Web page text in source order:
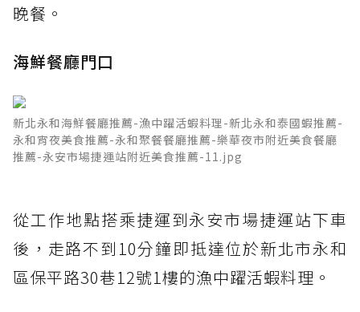
晚餐。
海鮮餐廳門口
新北永和海鮮餐廳推薦-漁中躍活蝦料理-新北永和泰國蝦推薦-
永和宵夜美食推薦-永和聚餐餐廳推薦-樂華夜市附近美食餐廳
推薦-永安市場捷運站附近美食推薦-11.jpg
從工作地點搭乘捷運到永安市場捷運站下車
後，走路不到10分鐘即抵達位於新北市永和
區保平路30巷12號1樓的漁中躍活蝦料理。